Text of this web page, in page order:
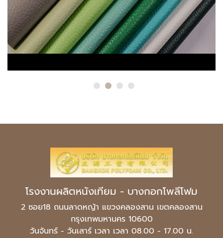
โรงงานผลิตหนังเทียม - บางกอกโพลีโฟม
2 ซอย18 ถนนลาดหญ้า แขวงคลองสาน เขตคลองสาน
กรุงเทพมหานคร 10600
วันจันทร์ - วันเสาร์ เวลา เวลา 08.00 - 17.00 น.